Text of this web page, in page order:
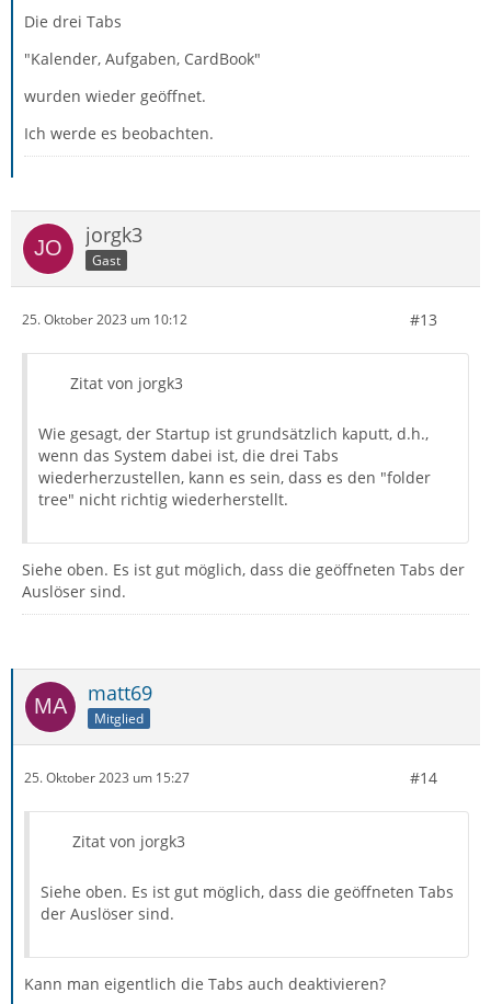
Die drei Tabs
"Kalender, Aufgaben, CardBook"
wurden wieder geöffnet.
Ich werde es beobachten.
jorgk3
Gast
25. Oktober 2023 um 10:12 #13
Zitat von jorgk3
Wie gesagt, der Startup ist grundsätzlich kaputt, d.h.,
wenn das System dabei ist, die drei Tabs
wiederherzustellen, kann es sein, dass es den "folder
tree" nicht richtig wiederherstellt.
Siehe oben. Es ist gut möglich, dass die geöffneten Tabs der
Auslöser sind.
matt69
Mitglied
25. Oktober 2023 um 15:27 #14
Zitat von jorgk3
Siehe oben. Es ist gut möglich, dass die geöffneten Tabs
der Auslöser sind.
Kann man eigentlich die Tabs auch deaktivieren?